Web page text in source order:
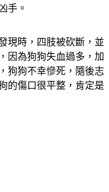
手。
現時，四肢被砍斷，並
因為狗狗失血過多，加
狗狗不幸慘死，隨後志
的傷口很平整，肯定是